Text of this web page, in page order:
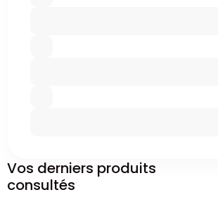
Vos derniers produits
consultés